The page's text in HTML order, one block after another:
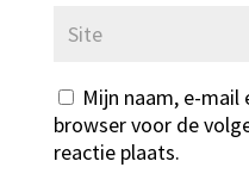
Mijn naam, e-mail
browser voor de
reactie plaats.